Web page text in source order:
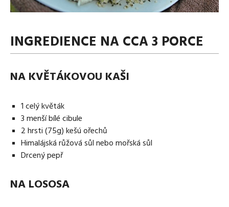
Excentrické posilování
Cvičení do kanceláře
Desetiminutovka
Afirmace – cvičení mysli
Polévky
Ostatní recepty
Pro koho je Rutina?
Nejčastější dotazy
INGREDIENCE NA CCA 3 PORCE
NA KVĚTÁKOVOU KAŠI
1 celý květák
3 menší bílé cibule
2 hrsti (75g) kešú ořechů
Himalájská růžová sůl nebo mořská sůl
Drcený pepř
NA LOSOSA